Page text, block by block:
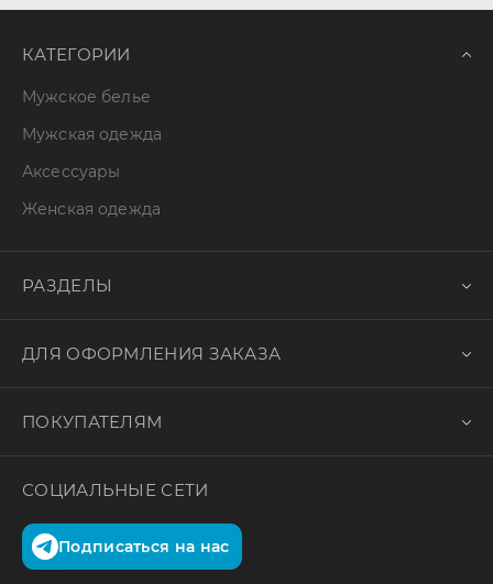
КАТЕГОРИИ
Мужское белье
Мужская одежда
Аксессуары
Женская одежда
РАЗДЕЛЫ
ДЛЯ ОФОРМЛЕНИЯ ЗАКАЗА
ПОКУПАТЕЛЯМ
СОЦИАЛЬНЫЕ СЕТИ
Подписаться на нас